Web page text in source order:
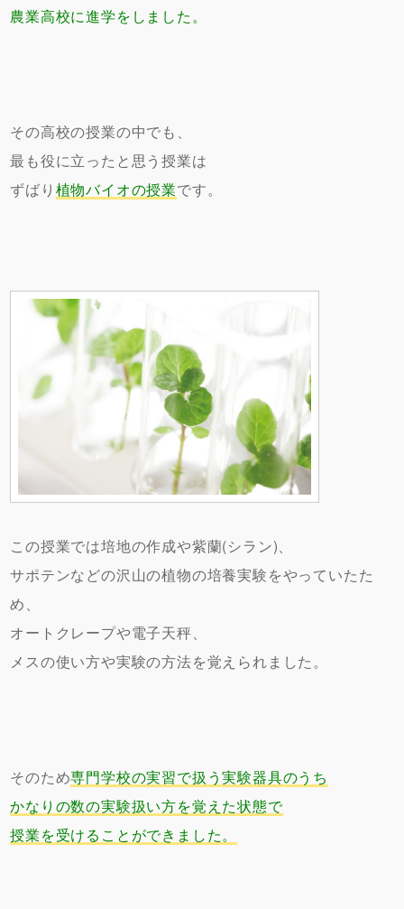
農業高校に進学をしました。
その高校の授業の中でも、
最も役に立ったと思う授業は
ずばり 植物バイオの授業です。
この授業では培地の作成や紫蘭(シラン)、
サポテンなどの沢山の植物の培養実験をやっていたた
め、
オートクレープや電子天秤、
メスの使い方や実験の方法を覚えられました。
そのため専門学校の実習で扱う実験器具のうち
かなりの数の実験扱い方を覚えた状態で
授業を受けることができました。